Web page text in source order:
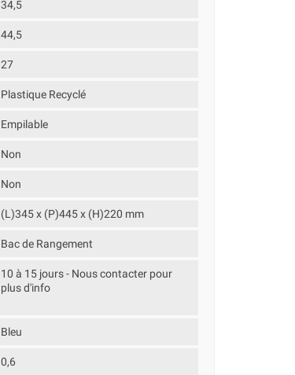
34,5
44,5
27
Plastique Recyclé
Empilable
Non
Non
(L)345 x (P)445 x (H)220 mm
Bac de Rangement
10 à 15 jours - Nous contacter pour
plus d'info
Bleu
0,6